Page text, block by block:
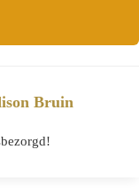
Bruin